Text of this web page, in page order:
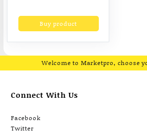
พลังงานแสงอาทิตย์ รับ
was:
฿6,999.00.
is:
฿2,789.00.Buy product
Welcome to Marketpro, choose
Connect With Us
Facebook
Twitter